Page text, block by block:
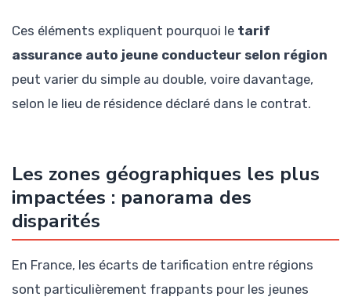
Ces éléments expliquent pourquoi le tarif
assurance auto jeune conducteur selon région
peut varier du simple au double, voire davantage,
selon le lieu de résidence déclaré dans le contrat.
Les zones géographiques les plus
impactées : panorama des
disparités
En France, les écarts de tarification entre régions
sont particulièrement frappants pour les jeunes